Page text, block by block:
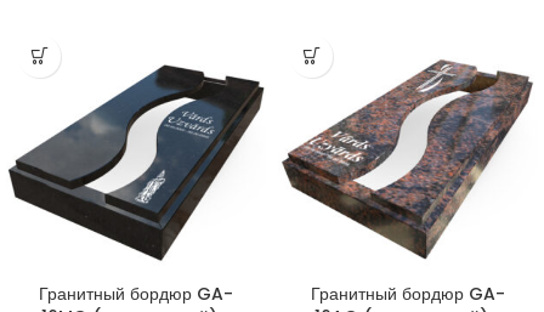
Гранитный бордюр GA-
Гранитный бордюр GA-